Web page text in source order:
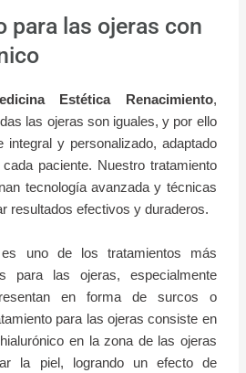
para las ojeras con
Estética Renacimiento,
las ojeras son iguales, y por ello
integral y personalizado, adaptado
paciente. Nuestro tratamiento
tecnología avanzada y técnicas
resultados efectivos y duraderos.
uno de los tratamientos más
para las ojeras, especialmente
en forma de surcos o
para las ojeras consiste en
en la zona de las ojeras
la piel, logrando un efecto de